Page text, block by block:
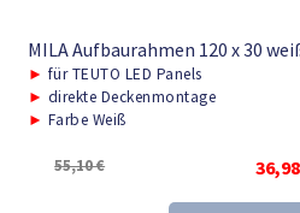
MILA Aufbaurahmen 120 x 30
► für TEUTO LED Panels
► direkte Deckenmontage
► Farbe Weiß
55,10€
Preis
36,98